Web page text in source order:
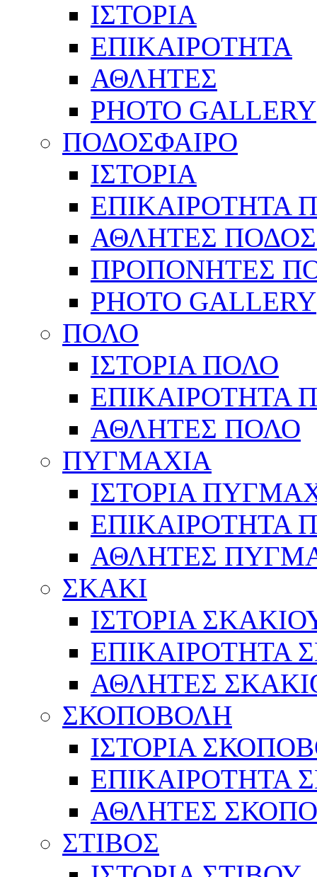
ΙΣΤΟΡΙΑ
ΕΠΙΚΑΙΡΟΤΗΤΑ
ΑΘΛΗΤΕΣ
PHOTO GALLERY
ΠΟΔΟΣΦΑΙΡΟ
ΙΣΤΟΡΙΑ
ΕΠΙΚΑΙΡΟΤΗΤΑ
ΑΘΛΗΤΕΣ
ΠΡΟΠΟΝΗΤΕΣ
PHOTO GALLERY
ΠΟΛΟ
ΙΣΤΟΡΙΑ ΠΟΛΟ
ΕΠΙΚΑΙΡΟΤΗΤΑ
ΑΘΛΗΤΕΣ ΠΟΛΟ
ΠΥΓΜΑΧΙΑ
ΙΣΤΟΡΙΑ
ΕΠΙΚΑΙΡΟΤΗΤΑ
ΑΘΛΗΤΕΣ
ΣΚΑΚΙ
ΙΣΤΟΡΙΑ
ΕΠΙΚΑΙΡΟΤΗΤΑ
ΑΘΛΗΤΕΣ
ΣΚΟΠΟΒΟΛΗ
ΙΣΤΟΡΙΑ
ΕΠΙΚΑΙΡΟΤΗΤΑ
ΑΘΛΗΤΕΣ
ΣΤΙΒΟΣ